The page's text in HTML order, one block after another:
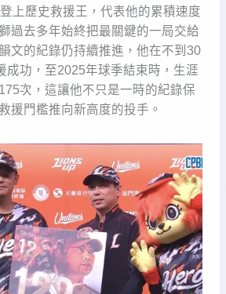
上歷史救援王，代表他的累積速度
過去多年始終把最關鍵的一局交給
文的紀錄仍持續推進，他在不到30
成功，至2025年球季結束時，生涯
次，這讓他不只是一時的紀錄保
援門檻推向新高度的投手。